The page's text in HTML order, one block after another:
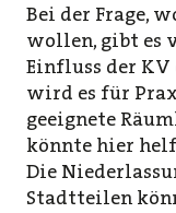
Bei der Frage,
wollen, gibt es
Einfluss der KV
wird es für
geeignete
könnte hier
Die
Stadtteilen